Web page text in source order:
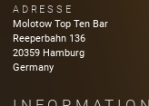
ADRESSE
Molotow Top Ten Bar
Reeperbahn 136
20359 Hamburg
Germany